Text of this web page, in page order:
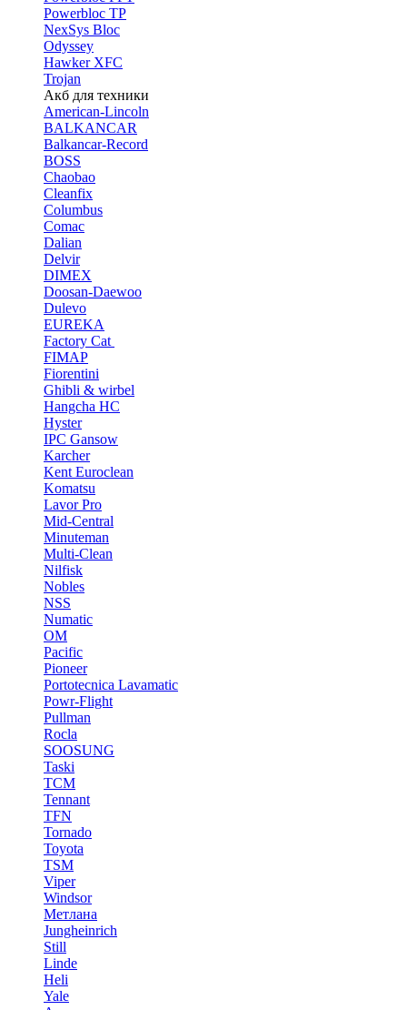
Powerbloc TP
NexSys Bloc
Odyssey
Hawker XFC
Trojan
Акб для техники
American-Lincoln
BALKANCAR
Balkancar-Record
BOSS
Chaobao
Cleanfix
Columbus
Comac
Dalian
Delvir
DIMEX
Doosan-Daewoo
Dulevo
EUREKA
Factory Cat
FIMAP
Fiorentini
Ghibli & wirbel
Hangcha HC
Hyster
IPC Gansow
Karcher
Kent Euroclean
Komatsu
Lavor Pro
Mid-Central
Minuteman
Multi-Clean
Nilfisk
Nobles
NSS
Numatic
OM
Pacific
Pioneer
Portotecnica Lavamatic
Powr-Flight
Pullman
Rocla
SOOSUNG
Taski
TCM
Tennant
TFN
Tornado
Toyota
TSM
Viper
Windsor
Метлана
Jungheinrich
Still
Linde
Heli
Yale